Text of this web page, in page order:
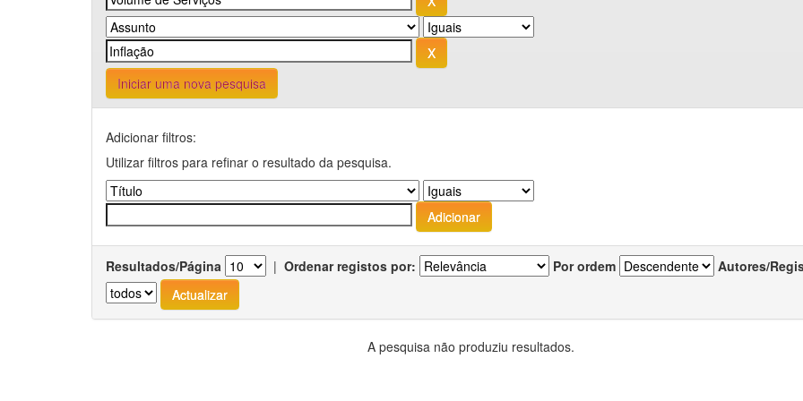
Iniciar uma nova pesquisa
Adicionar filtros:
Utilizar filtros para refinar o resultado da pesquisa.
Resultados/Página | Ordenar registos por: Por ordem Autores/
A pesquisa não produziu resultados.